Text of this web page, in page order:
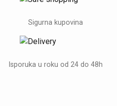
Sigurna kupovina
Isporuka u roku od 24 do 48h